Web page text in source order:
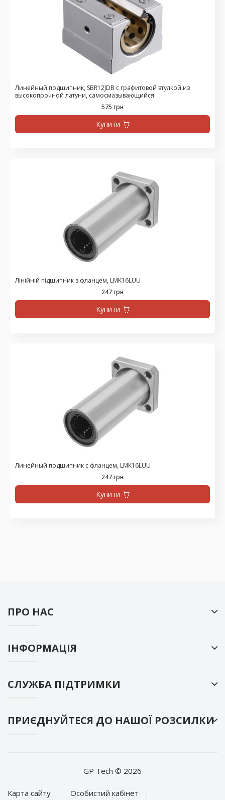
Линейный подшипник, SBR12JDB с графитовой втулкой из
высокопрочной латуни, самосмазывающийся
575 грн
Купити
Лінійній підшипник з фланцем, LMK16LUU
247 грн
Купити
Линейный подшипник с фланцем, LMK16LUU
247 грн
Купити
ПРО НАС
ІНФОРМАЦІЯ
СЛУЖБА ПІДТРИМКИ
ПРИЄДНУЙТЕСЯ ДО НАШОЇ РОЗСИЛКИ
GP Tech © 2026
Карта сайту
Особистий кабінет